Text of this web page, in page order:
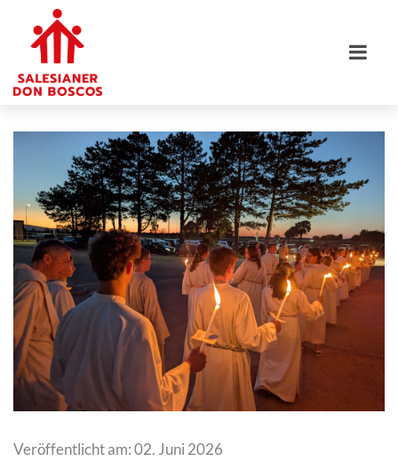
Veröffentlicht am: 02. Juni 2026